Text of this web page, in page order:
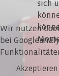
sich
Wir nutzen
bei
Akzeptieren